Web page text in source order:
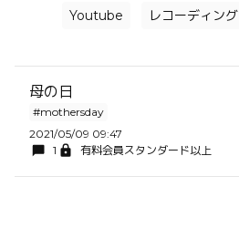
Youtube レコーディング
母の日
#mothersday
2021/05/09 09:47
1
有料会員スタンダード以上